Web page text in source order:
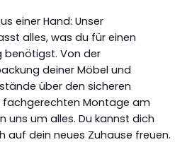
einer Hand: Unser
alles, was du für einen
benötigst. Von der
deiner Möbel und
über den sicheren
fachgerechten Montage am
uns um alles. Du kannst dich
auf dein neues Zuhause freuen.